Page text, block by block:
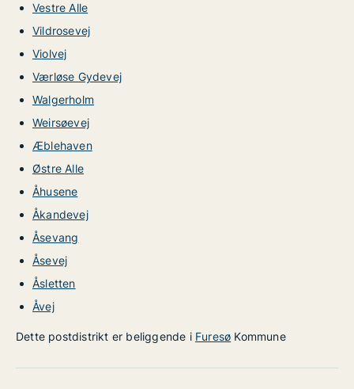
Vestre Alle
Vildrosevej
Violvej
Værløse Gydevej
Walgerholm
Weirsøevej
Æblehaven
Østre Alle
Åhusene
Åkandevej
Åsevang
Åsevej
Åsletten
Åvej
Dette postdistrikt er beliggende i Furesø Kommune